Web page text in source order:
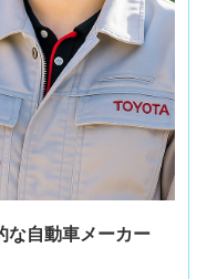
な自動車メーカー